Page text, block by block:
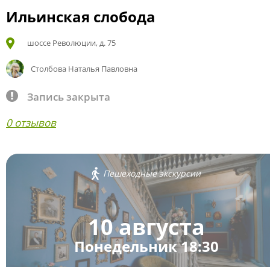
Ильинская слобода
шоссе Революции, д. 75
Столбова Наталья Павловна
Запись закрыта
0 отзывов
Пешеходные экскурсии
10 августа
Понедельник 18:30